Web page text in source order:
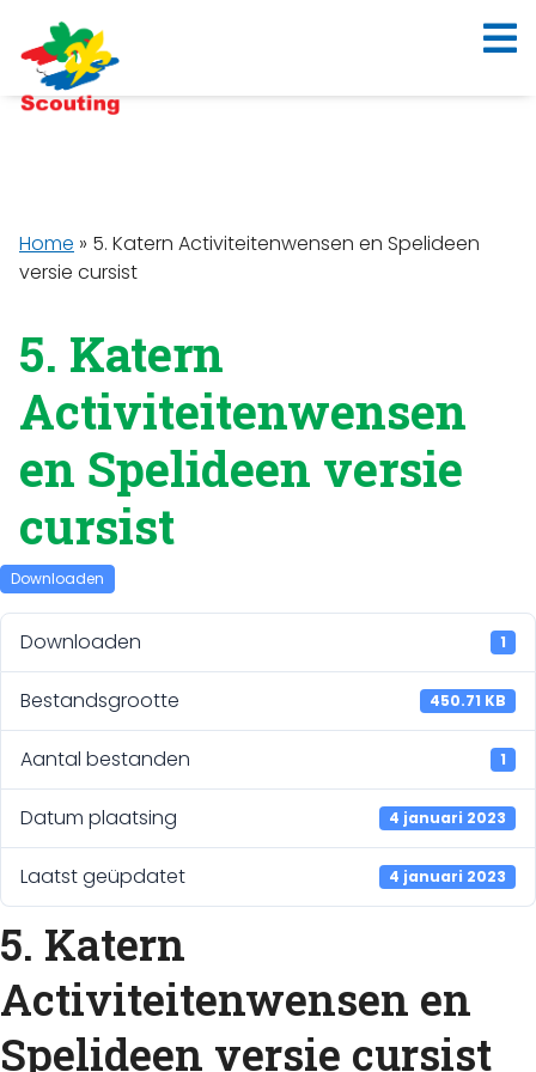
Home » 5. Katern Activiteitenwensen en Spelideen
versie cursist
5. Katern
Activiteitenwensen
en Spelideen versie
cursist
Downloaden
Downloaden 1
Bestandsgrootte 450.71 KB
Aantal bestanden 1
Datum plaatsing 4 januari 2023
Laatst geüpdatet 4 januari 2023
5. Katern
Activiteitenwensen en
Spelideen versie cursist